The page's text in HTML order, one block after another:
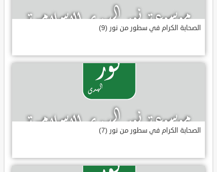
الصحابة الكرام في سطور من نور (9)
الصحابة الكرام في سطور من نور (7)